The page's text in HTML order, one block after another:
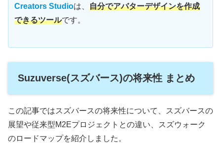
Creators Studioは、 自分でアバターデザインを作成
できるツールです。
Suzuverse(スズバース)の将来性 まとめ
この記事ではスズバースの将来性について、スズバースの
展望や従来型M2Eプロジェクトとの違い、スズウォーク
のロードマップを紹介しました。